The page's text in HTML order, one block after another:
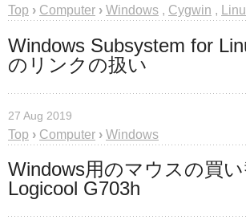
Top › Computer › Windows , Cygwin ,
Windows Subsystem for
のリンクの扱い
27 Aug 2019
Top › Computer › Windows
Windows用のマウスの買
Logicool G703h